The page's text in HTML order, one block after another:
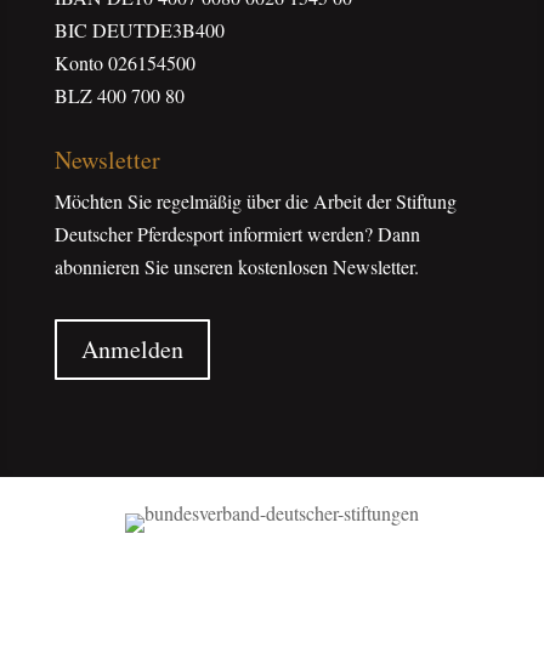
BIC DEUTDE3B400
Konto 026154500
BLZ 400 700 80
Newsletter
Möchten Sie regelmäßig über die Arbeit der Stiftung
Deutscher Pferdesport informiert werden? Dann
abonnieren Sie unseren kostenlosen Newsletter.
Anmelden